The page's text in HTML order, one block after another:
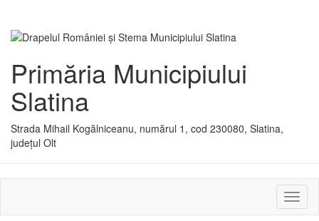
Primăria Municipiului
Slatina
Strada Mihail Kogălniceanu, numărul 1, cod 230080, Slatina,
județul Olt
sau